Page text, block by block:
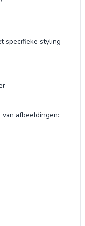
specifieke styling
afbeeldingen: